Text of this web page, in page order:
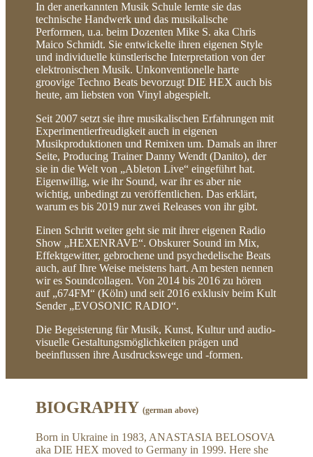
In der anerkannten Musik Schule lernte sie das
technische Handwerk und das musikalische
Performen, u.a. beim Dozenten Mike S. aka Chris
Maico Schmidt. Sie entwickelte ihren eigenen Style
und individuelle künstlerische Interpretation von der
elektronischen Musik. Unkonventionelle harte
groovige Techno Beats bevorzugt DIE HEX auch bis
heute, am liebsten von Vinyl abgespielt.
Seit 2007 setzt sie ihre musikalischen Erfahrungen mit
Experimentierfreudigkeit auch in eigenen
Musikproduktionen und Remixen um. Damals an ihrer
Seite, Producing Trainer Danny Wendt (Danito), der
sie in die Welt von „Ableton Live“ eingeführt hat.
Eigenwillig, wie ihr Sound, war ihr es aber nie
wichtig, unbedingt zu veröffentlichen. Das erklärt,
warum es bis 2019 nur zwei Releases von ihr gibt.
Einen Schritt weiter geht sie mit ihrer eigenen Radio
Show „HEXENRAVE“. Obskurer Sound im Mix,
Effektgewitter, gebrochene und psychedelische Beats
auch, auf Ihre Weise meistens hart. Am besten nennen
wir es Soundcollagen. Von 2014 bis 2016 zu hören
auf „674FM“ (Köln) und seit 2016 exklusiv beim Kult
Sender „EVOSONIC RADIO“.
Die Begeisterung für Musik, Kunst, Kultur und audio-
visuelle Gestaltungsmöglichkeiten prägen und
beeinflussen ihre Ausdruckswege und -formen.
BIOGRAPHY(german above)
Born in Ukraine in 1983, ANASTASIA BELOSOVA
aka DIE HEX moved to Germany in 1999. Here she